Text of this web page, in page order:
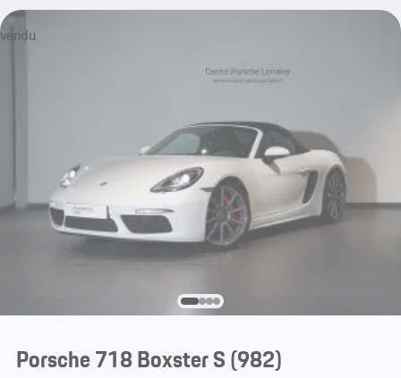
vendu
Porsche 718 Boxster S(982)